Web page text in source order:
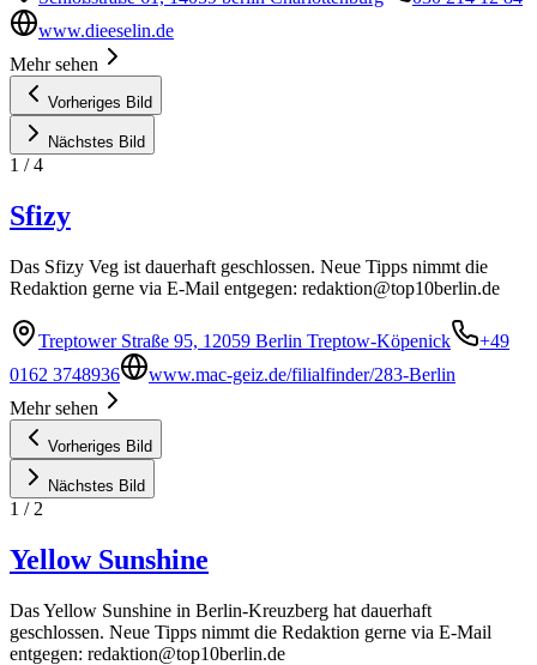
www.dieeselin.de
Mehr sehen
Vorheriges Bild
Nächstes Bild
1 /4
Sfizy
Das Sfizy Veg ist dauerhaft geschlossen. Neue Tipps nimmt die
Redaktion gerne via E-Mail entgegen: redaktion@top10berlin.de
Treptower Straße 95, 12059 Berlin Treptow-Köpenick
+49
0162 3748936
www.mac-geiz.de/filialfinder/283-Berlin
Mehr sehen
Vorheriges Bild
Nächstes Bild
1 / 2
Yellow Sunshine
Das Yellow Sunshine in Berlin-Kreuzberg hat dauerhaft
geschlossen. Neue Tipps nimmt die Redaktion gerne via E-Mail
entgegen: redaktion@top10berlin.de